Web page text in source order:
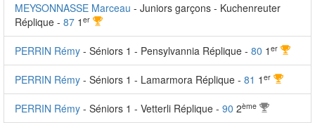
MEYSONNASSE Marceau - Juniors garçons - Kuchenreuter
Réplique - 87 1 er
PERRIN Rémy - Séniors 1 - Pensylvannia Réplique - 80 1 er
PERRIN Rémy - Séniors 1 - Lamarmora Réplique - 81 1 er
PERRIN Rémy - Séniors 1 - Vetterli Réplique - 90 2ème